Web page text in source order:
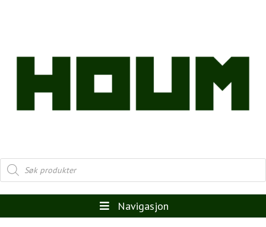
Products
search
Navigasjon